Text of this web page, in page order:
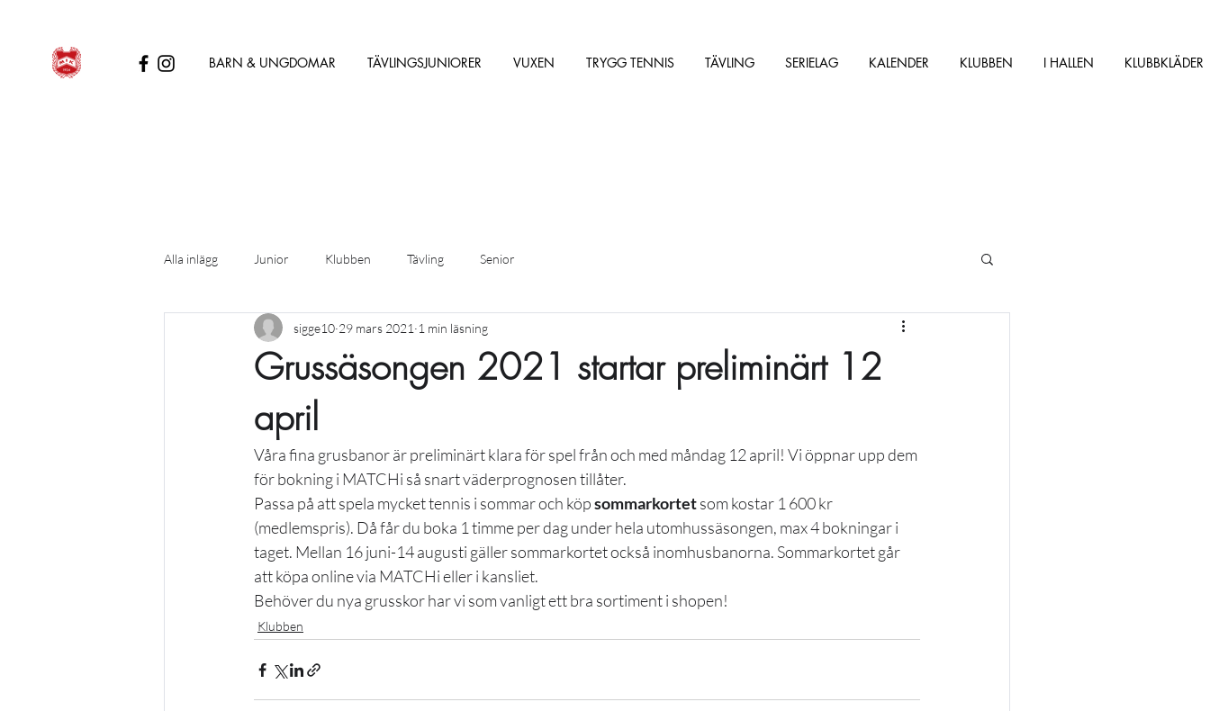
BARN & UNGDOMAR TÄVLINGSJUNIORER VUXEN TRYGG TENNIS TÄVLING SERIELAG KALENDER KLUBBEN I HALLEN KLUBBKLÄDER
Alla inlägg Junior Klubben Tävling Senior
Grussäsongen 2021 startar preliminärt 12
april
sigge10 29 mars 2021 1 min läsning
Våra fina grusbanor är preliminärt klara för spel från och med måndag 12 april! Vi öppnar upp dem
för bokning i MATCHi så snart väderprognosen tillåter.
Passa på att spela mycket tennis i sommar och köp sommarkortet som kostar 1 600 kr
(medlemspris). Då får du boka 1 timme per dag under hela utomhussäsongen, max 4 bokningar i
taget. Mellan 16 juni-14 augusti gäller sommarkortet också inomhusbanorna. Sommarkortet går
att köpa online via MATCHi eller i kansliet.
Behöver du nya grusskor har vi som vanligt ett bra sortiment i shopen!
Klubben